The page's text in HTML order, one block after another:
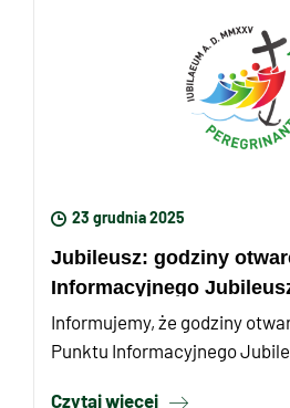
23 grudnia 2025
Jubileusz: godziny
Informacyjnego
okresie
Informujemy, że godziny
Punktu Informacyjnego
Czytaj więcej